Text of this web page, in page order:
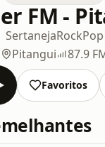
FM -
SertanejaRockPop
Pitangui
87.9
Favoritos